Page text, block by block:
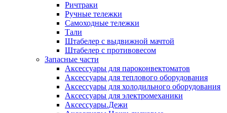
Ричтраки
Ручные тележки
Самоходные тележки
Тали
Штабелер с выдвижной мачтой
Штабелер с противовесом
Запасные части
Аксессуары для пароконвектоматов
Аксессуары для теплового оборудования
Аксессуары для холодильного оборудования
Аксессуары для электромеханики
Аксессуары.Дежи